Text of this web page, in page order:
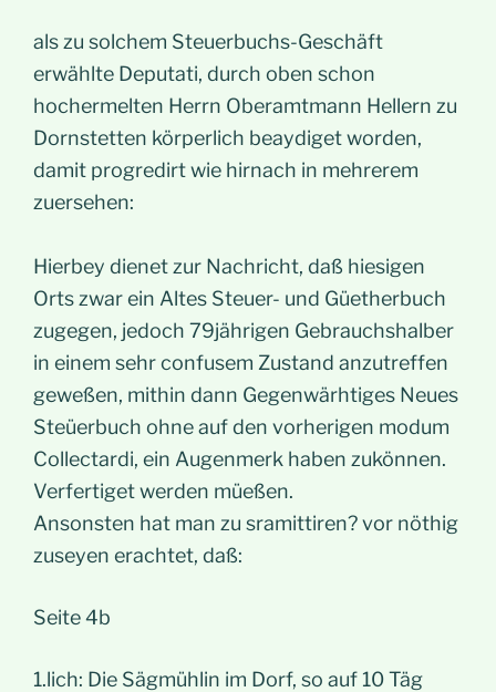
als zu solchem Steuerbuchs-Geschäft
erwählte Deputati, durch oben schon
hochermelten Herrn Oberamtmann Hellern zu
Dornstetten körperlich beaydiget worden,
damit progredirt wie hirnach in mehrerem
zuersehen:
Hierbey dienet zur Nachricht, daß hiesigen
Orts zwar ein Altes Steuer- und Güetherbuch
zugegen, jedoch 79jährigen Gebrauchshalber
in einem sehr confusem Zustand anzutreffen
geweßen, mithin dann Gegenwärhtiges Neues
Steüerbuch ohne auf den vorherigen modum
Collectardi, ein Augenmerk haben zukönnen.
Verfertiget werden müeßen.
Ansonsten hat man zu sramittiren? vor nöthig
zuseyen erachtet, daß:
Seite 4b
1.lich: Die Sägmühlin im Dorf, so auf 10 Täg